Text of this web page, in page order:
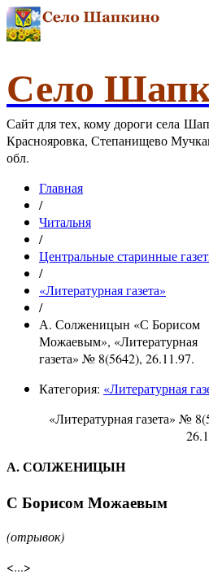
Село
Сайт для тех, кому дороги села
Краснояровка, Степанищево
обл.
Главная
/
Читальня
/
Центральные старинные
/
«Литературная газета»
/
А. Солженицын «С Борисом
Можаевым», «Литературная
газета» № 8(5642), 26.11.97.
Категория: «Литературная
«Литературная газета» №
А. СОЛЖЕНИЦЫН
С Борисом Можаевым
(отрывок)
<...>